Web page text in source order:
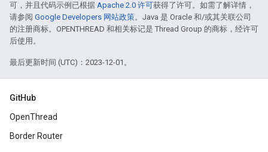
可，并且代码示例已根据 Apache 2.0 许可获得了许可。如需了解详情，
请参阅 Google Developers 网站政策。Java 是 Oracle 和/或其关联公司
的注册商标。OPENTHREAD 和相关标记是 Thread Group 的商标，经许可
后使用。
最后更新时间 (UTC)：2023-12-01。
GitHub
OpenThread
Border Router